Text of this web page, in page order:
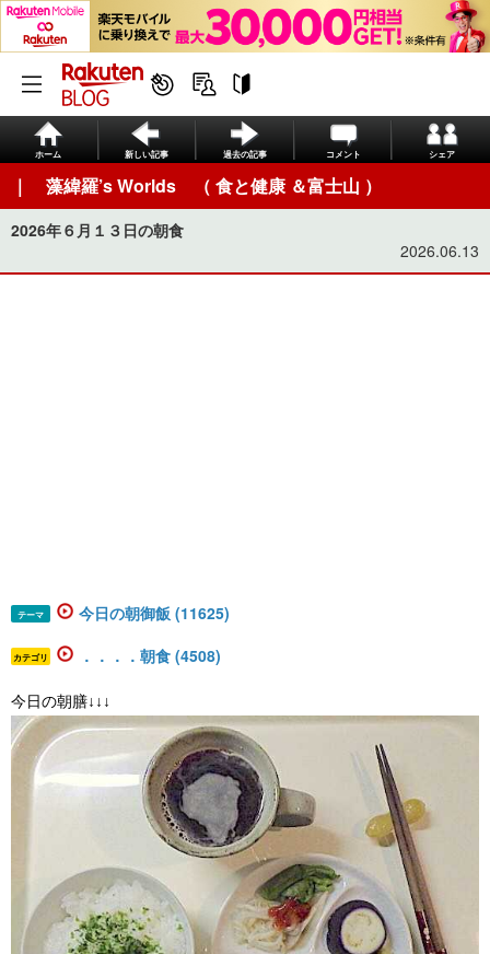
ホーム 新しい記事 過去の記事 コメント シェア
｜ 藻緯羅’s Worlds （ 食と健康 ＆富士山 ）
2026年６月１３日の朝食
2026.06.13
テーマ 今日の朝御飯 (11625)
カテゴリ ．．．．朝食 (4508)
今日の朝膳↓↓↓